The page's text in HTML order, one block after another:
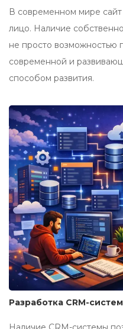
В современном мире
лицо. Наличие
не просто возможностью
современной и
способом развития.
Разработка CRM-систем